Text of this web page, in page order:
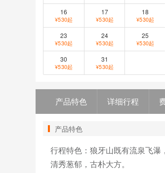
16
¥530起
17
¥530起
18
¥530起
23
¥530起
24
¥530起
25
¥530起
30
¥530起
31
¥530起
产品特色 详细行程
产品特色
行程特色：狼牙山既有流泉飞
清秀葱郁，古朴大方。